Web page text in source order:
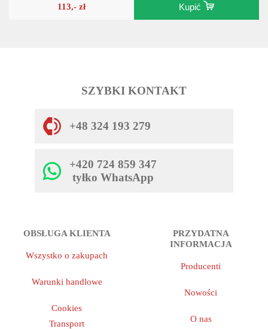
113,- zł Kupić
SZYBKI KONTAKT
+48 324 193 279
+420 724 859 347
tyłko WhatsApp
OBSŁUGA KLIENTA
Wszystko o zakupach
Warunki handlowe
Cookies
Transport
PRZYDATNA
INFORMACJA
Producenti
Nowości
O nas